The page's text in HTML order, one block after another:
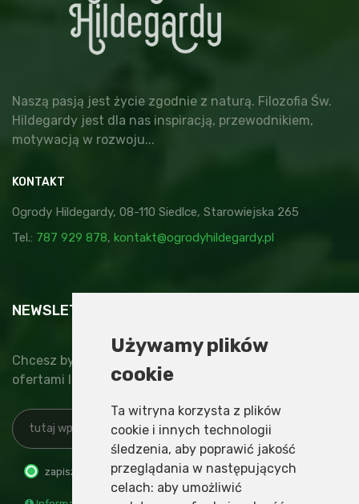
Używamy plików
cookie
Ta witryna korzysta z plików
cookie i innych technologii
śledzenia, aby poprawić jakość
przeglądania w następujących
celach: aby umożliwić
Naszą pasją jest życie zgodnie z naturą. Filozofia Św.
Hildegardy jest dla nas inspiracją, przewodnikiem,
motywacją w rozwoju...
KONTAKT
Ogrody Hildegardy, 08-110 Siedlce, Starowiejska 265
Tel.: 787 929 878, kontakt@ogrodyhildegardy.pl
NEWSLETTER
Chcesz być na bieżąco z nowinkami, specjalnymi
ofertami lub najnowszymi wydarzeniami?
zapisz wypisz